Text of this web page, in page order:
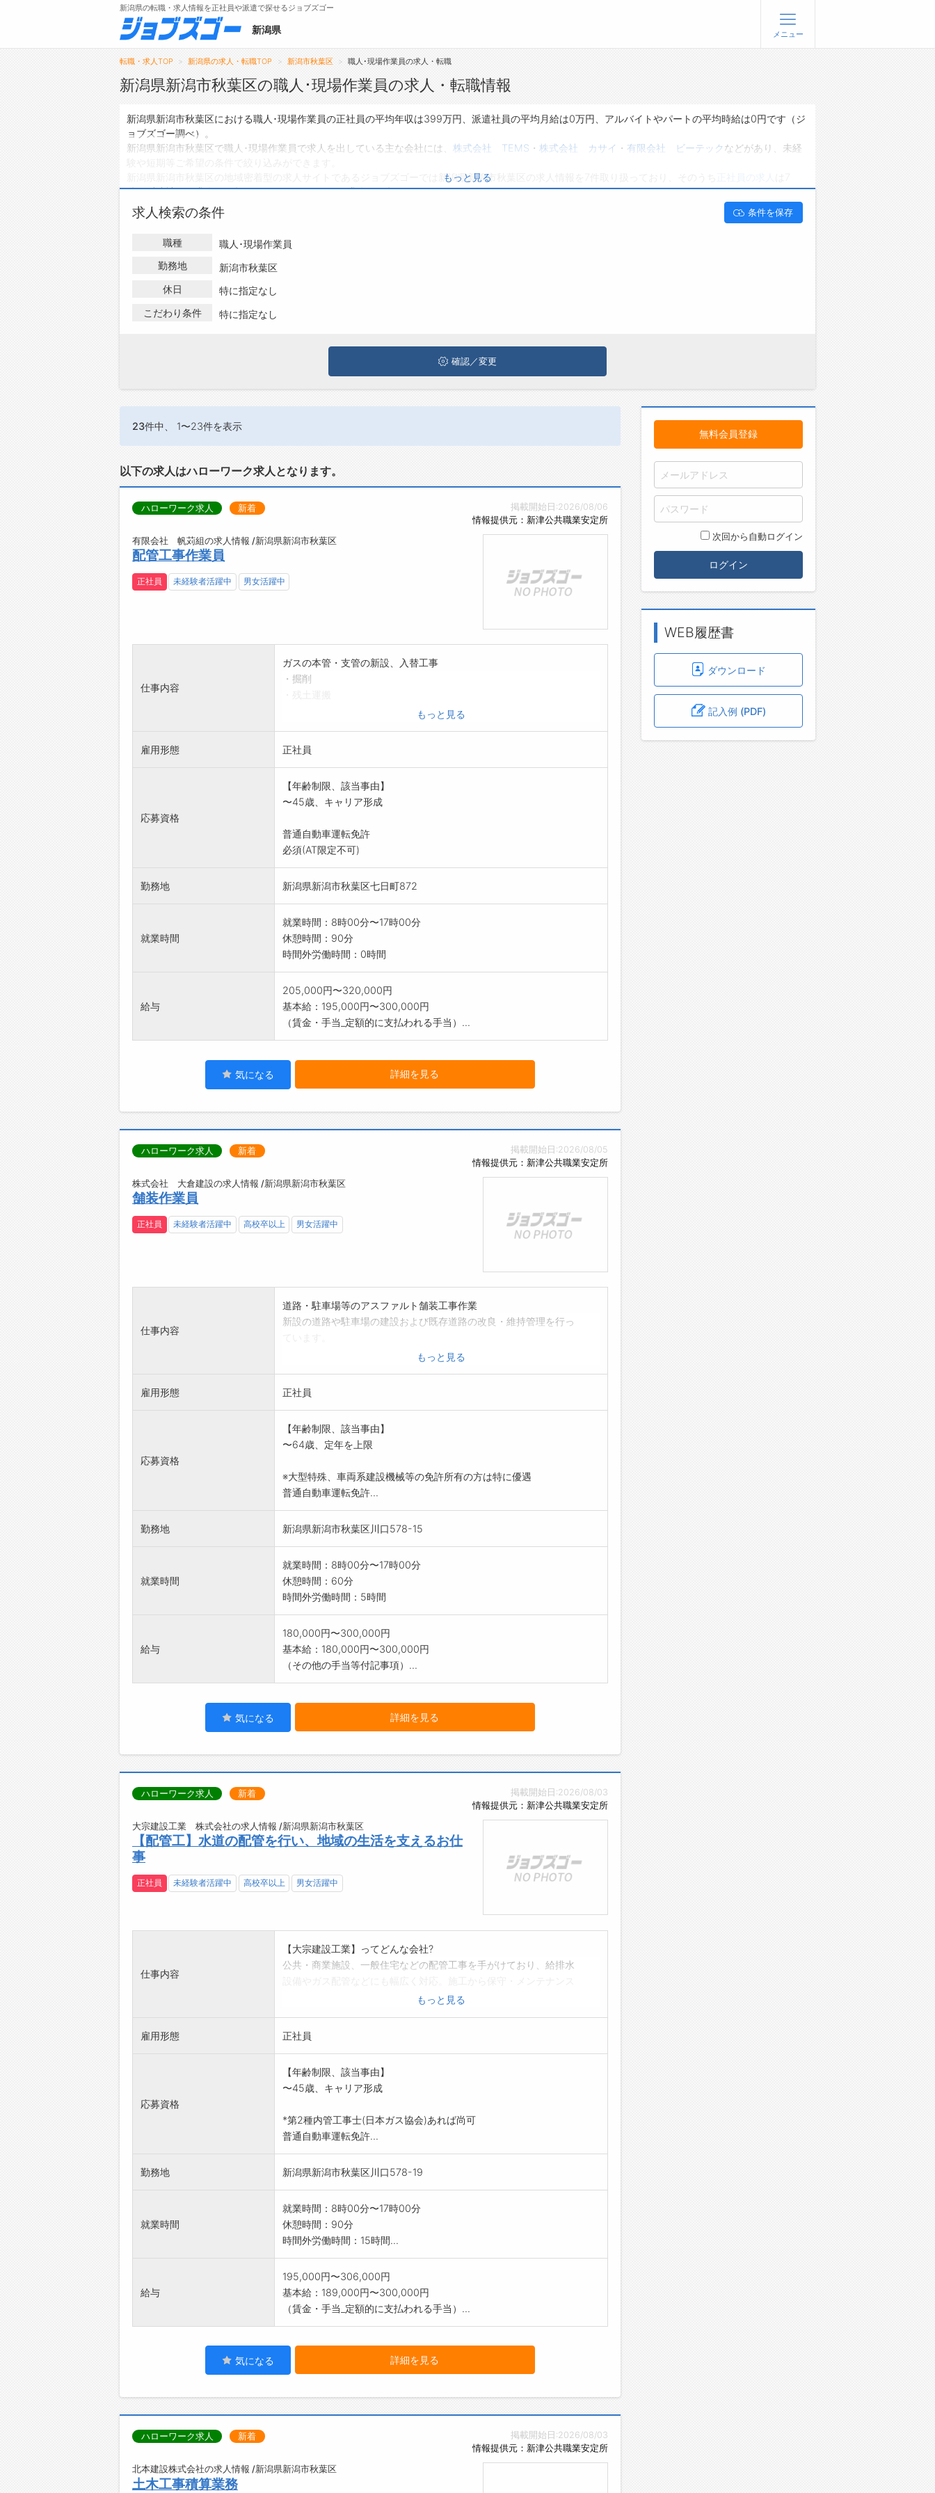
メニュー
トップ
転職支援サービスについて
転職ノウハウ(応募書類の書き方・面接対策な
転職・採用コラム
ジョブズゴーについて
会社概要
新潟県の転職・求人情報を正社員や派遣で探せるジョブズゴー
新潟県 メニュー
転職・求人TOP 新潟県の求人・転職TOP 新潟市秋葉区 職人･現場作業員の求人・転職
新潟県新潟市秋葉区の職人･現場作業員の求人・転職情報
新潟県新潟市秋葉区における職人･現場作業員の正社員の平均年収は399万円、派遣社員の平均月給は0万円、アルバイトやパートの平均時給は0円です（ジ
ョブズゴー調べ）。
新潟県新潟市秋葉区で職人･現場作業員で求人を出している主な会社には、 株式会社 TEMS ・ 株式会社 カサイ ・ 有限会社 ビーテック などがあり、未経
新潟県新潟市秋葉区の地域密着型の求人サイトであるジョブズゴーでは新潟県新潟市秋葉区の求人情報を7件取り扱っており、そのうち
件、派遣社員の求人は0件、アルバイト・パートの求人は0件です。
ハローワークにはない求人も多数扱っており、転職だけでなく、第二新卒から50代・60代以上の方の再就職も可能です。 新潟県新潟市秋葉区で職人･現場
作業員の求人・転職情報を探している方は、ぜひ興味のある職種に応募してみてくださいね。
もっと見る
求人検索の条件 条件を保存
職種
職人･現場作業員
勤務地
新潟市秋葉区
休日
特に指定なし
こだわり条件
特に指定なし
確認／変更
23件中、 1〜23件を表示
以下の求人はハローワーク求人となります。
掲載開始日:2026/08/06
情報提供元：新津公共職業安定所
ハローワーク求人 新着
有限会社 帆苅組の求人情報 /新潟県新潟市秋葉区
配管工事作業員
正社員 未経験者活躍中 男女活躍中
仕事内容
ガスの本管・支管の新設、入替工事
・掘削
2t～4tダンプの運転あり
(費用は会社負担)
変更範囲:変更なし
もっと見る
雇用形態 正社員
応募資格
【年齢制限、該当事由】
〜45歳、キャリア形成
普通自動車運転免許
必須(AT限定不可)
勤務地 新潟県新潟市秋葉区七日町872
就業時間
就業時間：8時00分〜17時00分
休憩時間：90分
時間外労働時間：0時間
給与
205,000円〜320,000円
基本給：195,000円〜300,000円
（賃金・手当_定額的に支払われる手当）...
気になる 詳細を見る
掲載開始日:2026/08/05
情報提供元：新津公共職業安定所
ハローワーク求人 新着
株式会社 大倉建設の求人情報 /新潟県新潟市秋葉区
舗装作業員
正社員 未経験者活躍中 高校卒以上 男女活躍中
仕事内容
道路・駐車場等のアスファルト舗装工事作業
新設の道路や駐車場の建設および既存道路の改良・維持管理を行っ
アスファルトの敷均しや締固め、土砂の掘削、コンリート構造物の
*作業現場は新潟市内中心です。
もっと見る
雇用形態 正社員
応募資格
【年齢制限、該当事由】
〜64歳、定年を上限
※大型特殊、車両系建設機械等の免許所有の方は特に優遇
普通自動車運転免許...
勤務地 新潟県新潟市秋葉区川口578-15
就業時間
就業時間：8時00分〜17時00分
休憩時間：60分
時間外労働時間：5時間
給与
180,000円〜300,000円
基本給：180,000円〜300,000円
（その他の手当等付記事項）...
気になる 詳細を見る
掲載開始日:2026/08/03
情報提供元：新津公共職業安定所
ハローワーク求人 新着
大宗建設工業 株式会社の求人情報 /新潟県新潟市秋葉区
【配管工】水道の配管を行い、地域の生活を支えるお仕
事
正社員 未経験者活躍中 高校卒以上 男女活躍中
仕事内容
【大宗建設工業】ってどんな会社?
公共・商業施設、一般住宅などの配管工事を手がけており、給排水
まで一貫して行える体制が整っています。
工事や修理を終えた後に、お客様から「ありがとう」と言ってもら
える瞬間が一番のやりがいです。日常生活に直結する技術が身につ
きる仕事です。
変更範囲:会社の定める業務
もっと見る
雇用形態 正社員
応募資格
【年齢制限、該当事由】
〜45歳、キャリア形成
*第2種内管工事士(日本ガス協会)あれば尚可
普通自動車運転免許...
勤務地 新潟県新潟市秋葉区川口578-19
就業時間
就業時間：8時00分〜17時00分
休憩時間：90分
時間外労働時間：15時間...
給与
195,000円〜306,000円
基本給：189,000円〜300,000円
（賃金・手当_定額的に支払われる手当）...
気になる 詳細を見る
掲載開始日:2026/08/03
情報提供元：新津公共職業安定所
ハローワーク求人 新着
北本建設株式会社の求人情報 /新潟県新潟市秋葉区
土木工事積算業務
無料会員登録
次回から自動ログイン
ログイン
WEB履歴書
ダウンロード
記入例 (PDF)